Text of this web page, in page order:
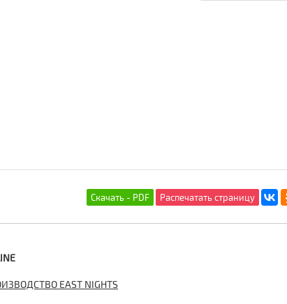
EAST NIGHTS